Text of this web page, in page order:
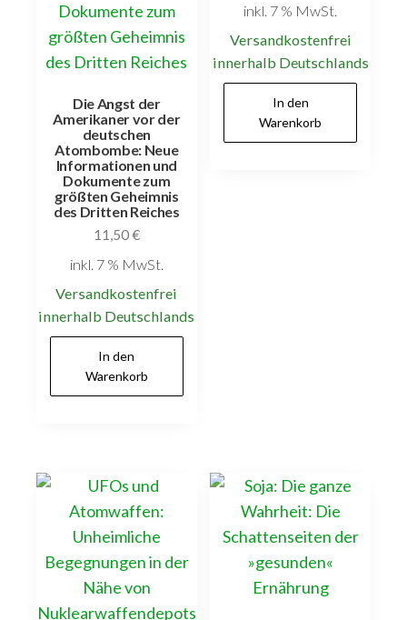
Die Angst der
Amerikaner vor der
deutschen
Atombombe: Neue
Informationen und
Dokumente zum
größten Geheimnis
des Dritten Reiches
11,50€
inkl. 7 % MwSt.
Versandkostenfrei
innerhalb Deutschlands
In den
Warenkorb
inkl. 7 % MwSt.
Versandkostenfrei
innerhalb Deutschlands
In den
Warenkorb